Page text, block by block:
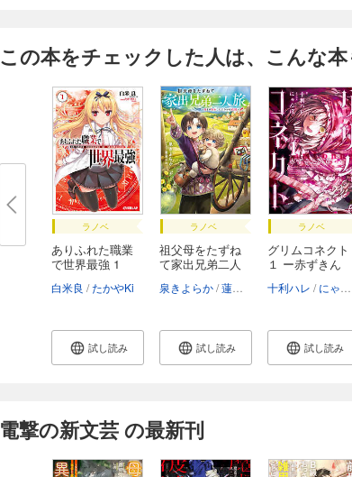
この本をチェックした人は、こんな
ラノベ
ありふれた職業
で世界最強 1
白米良 たかやKi
試し読み
ラノベ
祖父母をたずね
て家出兄弟二人
泉きよらか 蓮深ふみ
試し読み
ラノベ
グリムコネクト
１ ー赤ずきん
十利ハレ にゃんぽ
試し読み
電撃の新文芸 の最新刊